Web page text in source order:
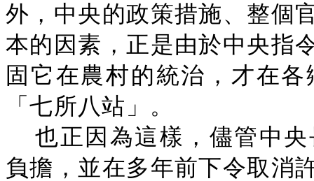
外，中央的政策措施、整個
本的因素，正是由於中央指
固它在農村的統治，才在
「七所八站」。
也正因為這樣，儘管中
負擔，並在多年前下令取消